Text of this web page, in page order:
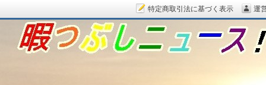
特定商取引法に基づく表示 運